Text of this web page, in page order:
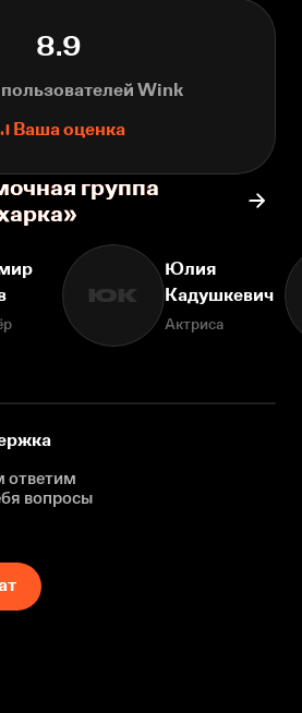
8.9
Wink
Ваша оценка
группа
ЮК
Юлия
Кадушкевич
Актриса
ответим
вопросы